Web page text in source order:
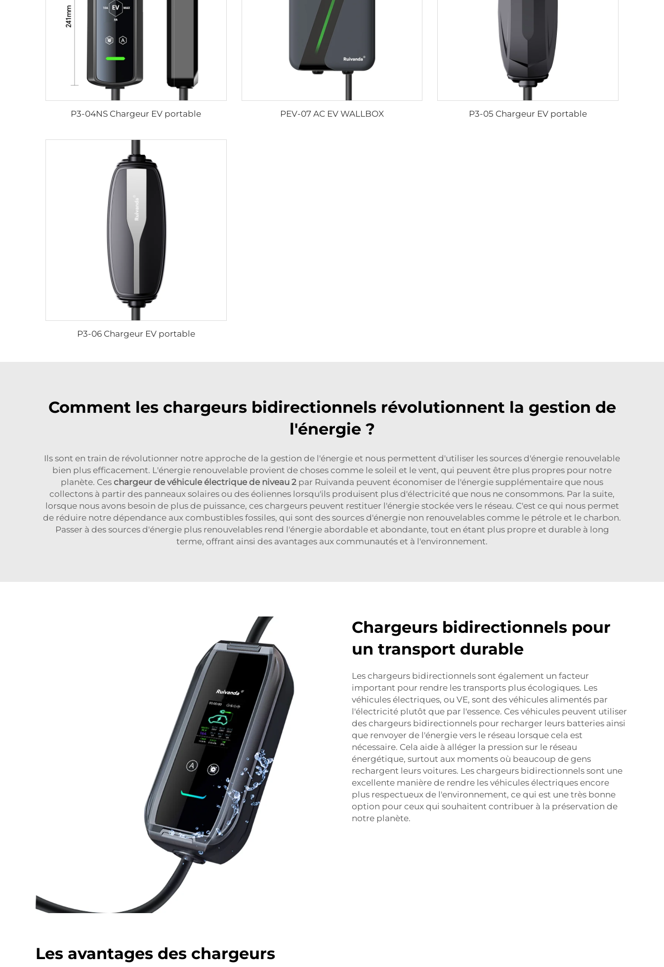
P3-04NS Chargeur EV portable PEV-07 AC EV WALLBOX P3-05 Chargeur EV portable
P3-06 Chargeur EV portable
Comment les chargeurs bidirectionnels révolutionnent la gestion de
l'énergie ?
Ils sont en train de révolutionner notre approche de la gestion de l'énergie et nous permettent d'utiliser les sources d'énergie renouvelable
bien plus efficacement. L'énergie renouvelable provient de choses comme le soleil et le vent, qui peuvent être plus propres pour notre
planète. Ces chargeur de véhicule électrique de niveau 2 par Ruivanda peuvent économiser de l'énergie supplémentaire que nous
collectons à partir des panneaux solaires ou des éoliennes lorsqu'ils produisent plus d'électricité que nous ne consommons. Par la suite,
lorsque nous avons besoin de plus de puissance, ces chargeurs peuvent restituer l'énergie stockée vers le réseau. C'est ce qui nous permet
de réduire notre dépendance aux combustibles fossiles, qui sont des sources d'énergie non renouvelables comme le pétrole et le charbon.
Passer à des sources d'énergie plus renouvelables rend l'énergie abordable et abondante, tout en étant plus propre et durable à long
terme, offrant ainsi des avantages aux communautés et à l'environnement.
Chargeurs bidirectionnels pour
un transport durable
Les chargeurs bidirectionnels sont également un facteur
important pour rendre les transports plus écologiques. Les
véhicules électriques, ou VE, sont des véhicules alimentés par
l'électricité plutôt que par l'essence. Ces véhicules peuvent utiliser
des chargeurs bidirectionnels pour recharger leurs batteries ainsi
que renvoyer de l'énergie vers le réseau lorsque cela est
nécessaire. Cela aide à alléger la pression sur le réseau
énergétique, surtout aux moments où beaucoup de gens
rechargent leurs voitures. Les chargeurs bidirectionnels sont une
excellente manière de rendre les véhicules électriques encore
plus respectueux de l'environnement, ce qui est une très bonne
option pour ceux qui souhaitent contribuer à la préservation de
notre planète.
Les avantages des chargeurs